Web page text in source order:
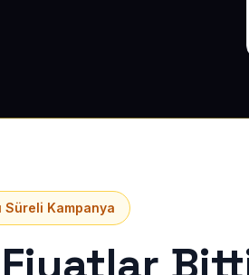
Süreli Kampanya